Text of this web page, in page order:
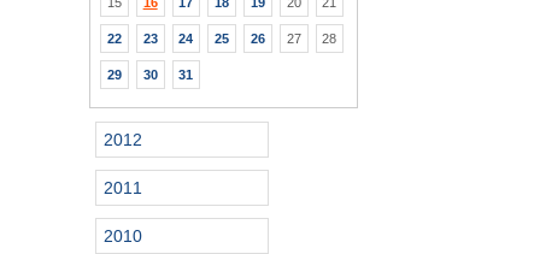
22 23 24 25 26 27 28
29 30 31
2012
2011
2010